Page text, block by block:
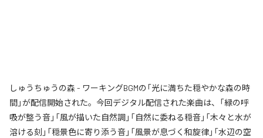
しゅうちゅうの森 - ワーキングBGMの「光に満ちた穏やかな森の時
間」が配信開始された。今回デジタル配信された楽曲は、「緑の呼
吸が整う音」「風が描いた自然調」「自然に委ねる穏音」「木々と水が
溶ける刻」「穏景色に寄り添う音」「風景が息づく和旋律」「水辺の空